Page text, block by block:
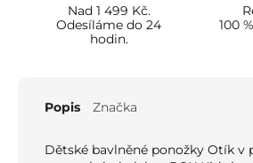
Nad 1 499 Kč.
Odesíláme do 24
hodin.
100
Popis Značka
Dětské bavlněné ponožky Otík v